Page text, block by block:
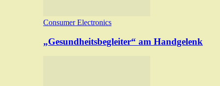
Consumer Electronics
„Gesundheitsbegleiter“ am Handgelenk